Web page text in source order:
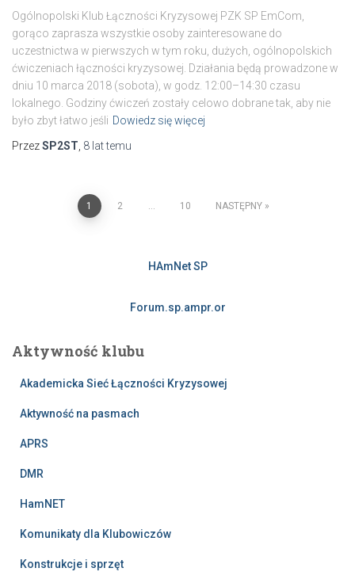
Ogólnopolski Klub Łączności Kryzysowej PZK SP EmCom,
gorąco zaprasza wszystkie osoby zainteresowane do
uczestnictwa w pierwszych w tym roku, dużych, ogólnopolskich
ćwiczeniach łączności kryzysowej. Działania będą prowadzone w
dniu 10 marca 2018 (sobota), w godz. 12:00–14:30 czasu
lokalnego. Godziny ćwiczeń zostały celowo dobrane tak, aby nie
było zbyt łatwo jeśli Dowiedz się więcej
PrzezSP2ST, 8 lattemu
Stronicowanie
1 2 … 10 NASTĘPNY
HAmNet SP
Forum.sp.ampr.or
Aktywność klubu
Akademicka Sieć Łączności Kryzysowej
Aktywność na pasmach
APRS
DMR
HamNET
Komunikaty dla Klubowiczów
Konstrukcje i sprzęt